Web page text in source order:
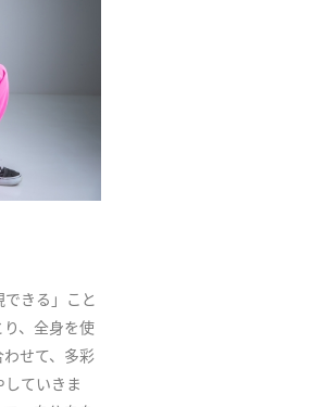
きる」こと
、全身を使
せて、多彩
ていきま